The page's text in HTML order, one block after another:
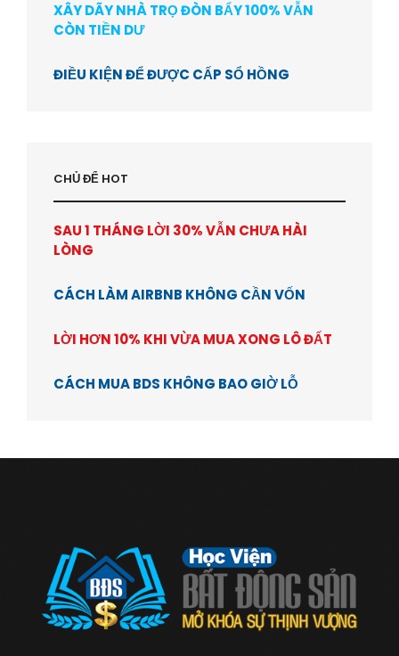
XÂY DÃY NHÀ TRỌ ĐÒN BẨY 100% VẪN
CÒN TIỀN DƯ
ĐIỀU KIỆN ĐỂ ĐƯỢC CẤP SỔ HỒNG
CHỦ ĐỂ HOT
SAU 1 THÁNG LỜI 30% VẪN CHƯA HÀI
LÒNG
CÁCH LÀM AIRBNB KHÔNG CẦN VỐN
LỜI HƠN 10% KHI VỪA MUA XONG LÔ ĐẤT
CÁCH MUA BDS KHÔNG BAO GIỜ LỖ